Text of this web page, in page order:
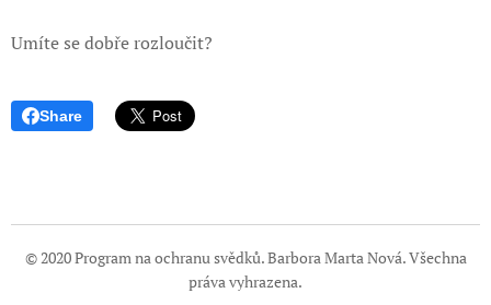
Umíte se dobře rozloučit?
Share
© 2020 Program na ochranu svědků. Barbora Marta Nová. Všechna
práva vyhrazena.